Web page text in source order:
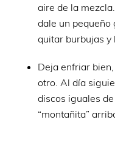
aire de la
dale un
quitar burbujas y
Deja enfriar
otro. Al día
discos iguales
“montañita”